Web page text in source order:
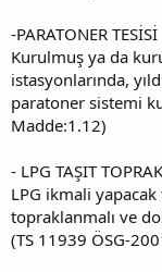
-PARATONER TESİSİ
Kurulmuş ya da
istasyonlarında,
paratoner sistemi
Madde:1.12)
- LPG TAŞIT
LPG ikmali
topraklanmalı ve
(TS 11939 ÖSG-